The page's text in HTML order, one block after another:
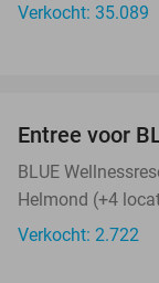
Verkocht: 35.089
Entree voor
BLUE
Helmond (+4
Verkocht: 2.722